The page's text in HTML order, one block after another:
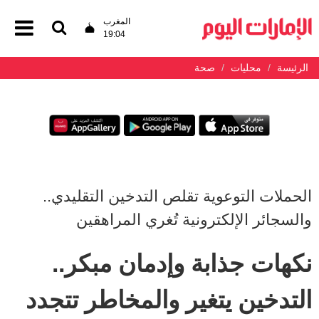
المغرب
19:04
الرئيسة محليات صحة
الحملات التوعوية تقلص التدخين التقليدي..
والسجائر الإلكترونية تُغري المراهقين
نكهات جذابة وإدمان مبكر..
التدخين يتغير والمخاطر تتجدد